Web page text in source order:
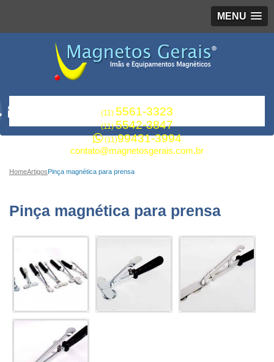
MENU
(11) 5561-3323
(11)5542-3847
(11)99431-3994
contato@magnetosgerais.com.br
HomeArtigosPinça magnética para prensa
Pinça magnética para prensa